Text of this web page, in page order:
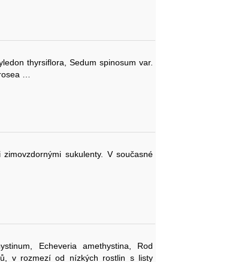
thyrsiflora, Sedum spinosum var.
…
sukulenty. V současné
Echeveria amethystina, Rod
v rozmezí od nízkých rostlin s listy